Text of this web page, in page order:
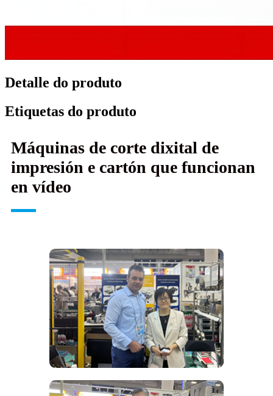
Detalle do produto
Etiquetas do produto
Máquinas de corte dixital de
impresión e cartón que funcionan
en vídeo